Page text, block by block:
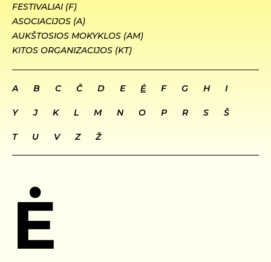
FESTIVALIAI (F)
ASOCIACIJOS (A)
AUKŠTOSIOS MOKYKLOS (AM)
KITOS ORGANIZACIJOS (KT)
A B C Č D E Ė F G H I
Y J K L M N O P R S Š
T U V Z Ž
Ė